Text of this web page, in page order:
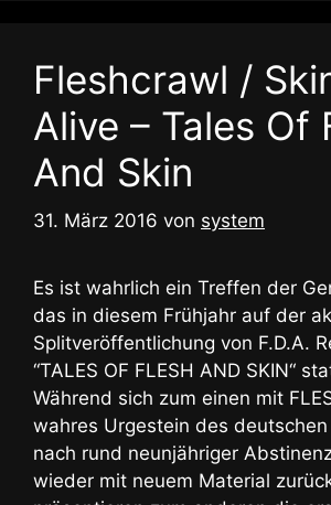
Fleshcrawl /
Alive – Tales Of
And Skin
31. März 2016 von system
Es ist wahrlich ein Treffen der
das in diesem Frühjahr auf der
Splitveröffentlichung von F.D.A.
“TALES OF FLESH AND SKIN“
Während sich zum einen mit
wahres Urgestein des
nach rund neunjähriger
wieder mit neuem Material